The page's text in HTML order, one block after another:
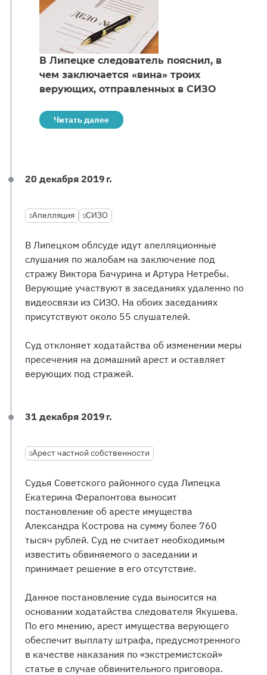
В Липецке следователь пояснил, в
чем заключается «вина» троих
верующих, отправленных в СИЗО
Читать далее
20 декабря 2019 г.
Апелляция СИЗО
В Липецком облсуде идут апелляционные
слушания по жалобам на заключение под
стражу Виктора Бачурина и Артура Нетребы.
Верующие участвуют в заседаниях удаленно по
видеосвязи из СИЗО. На обоих заседаниях
присутствуют около 55 слушателей.
Суд отклоняет ходатайства об изменении меры
пресечения на домашний арест и оставляет
верующих под стражей.
31 декабря 2019 г.
Арест частной собственности
Судья Советского районного суда Липецка
Екатерина Ферапонтова выносит
постановление об аресте имущества
Александра Кострова на сумму более 760
тысяч рублей. Суд не считает необходимым
известить обвиняемого о заседании и
принимает решение в его отсутствие.
Данное постановление суда выносится на
основании ходатайства следователя Якушева.
По его мнению, арест имущества верующего
обеспечит выплату штрафа, предусмотренного
в качестве наказания по «экстремистской»
статье в случае обвинительного приговора.